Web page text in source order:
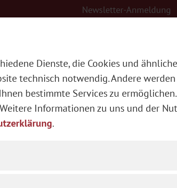
Newsletter-Anmeldung
Dienste, die Cookies und
technisch notwendig. Andere
bestimmte Services zu
Informationen zu uns und der
.